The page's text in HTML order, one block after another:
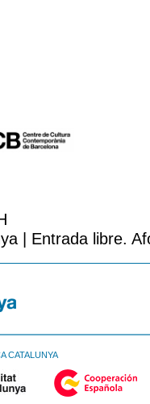
| Entrada libre.
CATALUNYA